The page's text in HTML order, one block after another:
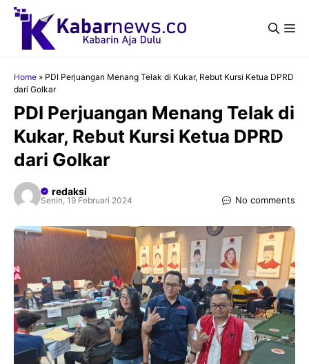
Langsung
Home » PDI Perjuangan Menang Telak di Kukar, Rebut Kursi Ketua DPRD
dari Golkar
PDI Perjuangan Menang Telak di
Kukar, Rebut Kursi Ketua DPRD
dari Golkar
redaksi
Senin, 19 Februari 2024 No comments